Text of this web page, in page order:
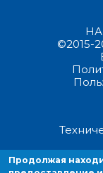
©2015-
Продолжая
Продолжая